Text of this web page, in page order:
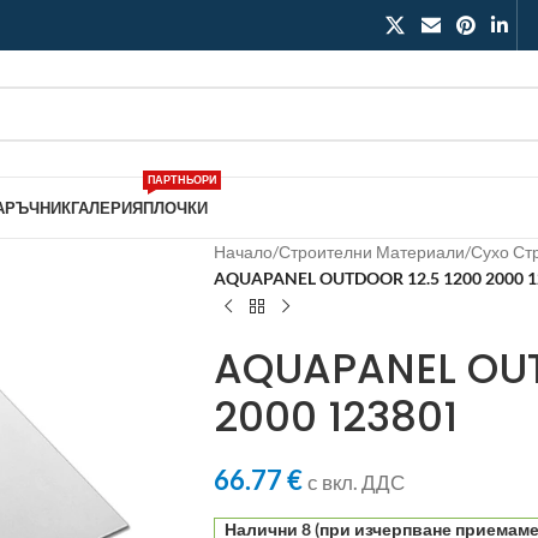
ГАЛЕРИЯПЛОЧКИ
ПАРТНЬОРИ
Начало/Строителни Материали/Сухо
AQUAPANEL OUTDOOR 12.5 1200 2000
AQUAPANEL
2000 123801
66.77€с вкл. ДДС
Налични 8 (при изчерпване